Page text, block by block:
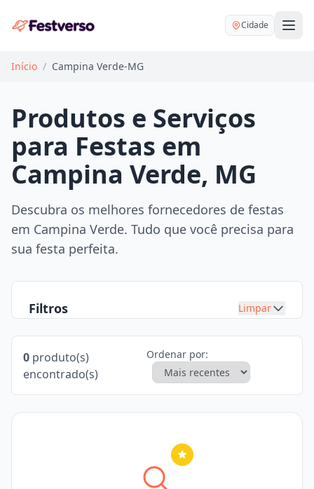
Cidade
Balões delivery
Decoração personalizada
Pegue e Monte
Festa na mesa
Mesas e cadeiras
Bartender
Buffet
DJ
Início / Campina Verde-MG
Produtos e Serviços
para Festas em
Campina Verde, MG
Descubra os melhores fornecedores de festas
em Campina Verde. Tudo que você precisa para
sua festa perfeita.
Filtros Limpar
0 produto(s)
encontrado(s)
Ordenar por: